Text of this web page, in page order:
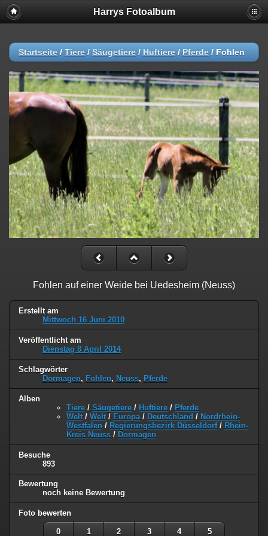
Harrys Fotoalbum
Startseite / Tiere / Säugetiere / Huftiere / Pferde / Fohlen
Fohlen auf einer Weide bei Uedesheim (Neuss)
Erstellt am
Mittwoch 16 Juni 2010
Veröffentlicht am
Dienstag 8 April 2014
Schlagwörter
Dormagen, Fohlen, Neuss, Pferde
Alben
Tiere / Säugetiere / Huftiere / Pferde
Welt / Welt / Europa / Deutschland / Nordrhein-
Westfalen / Regierungsbezirk Düsseldorf/ Rhein-
Kreis Neuss / Dormagen
Besuche
893
Bewertung
noch keine Bewertung
Foto bewerten
0 1 2 3 4 5